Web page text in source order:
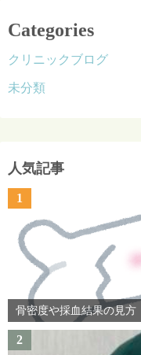
Categories
クリニックブログ
未分類
人気記事
1
骨密度や採血結果の見方
2